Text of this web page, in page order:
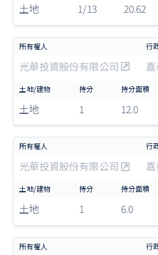
土地 1/13 20.62
光華投資股份有限公司
土地 1 12.0
光華投資股份有限公司
土地 1 6.0